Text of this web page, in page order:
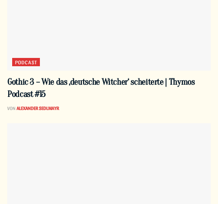
PODCAST
Gothic 3 – Wie das ‚deutsche Witcher‘ scheiterte | Thymos
Podcast #15
VON ALEXANDER SEDLMAYR